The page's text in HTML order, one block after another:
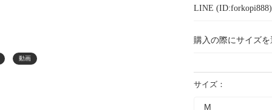
動画
LINE
購入の際にサイズ
サイズ：